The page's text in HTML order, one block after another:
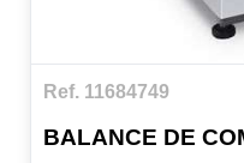
Ref. 11684749
BALANCE DE